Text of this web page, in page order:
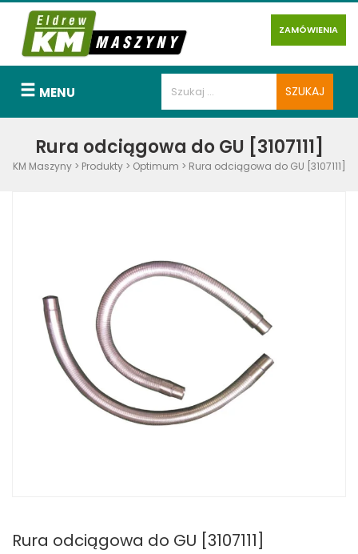
ZAMÓWIENIA
MENU
Rura odciągowa do GU [3107111]
KM Maszyny> Produkty> Optimum > Rura odciągowa do GU [3107111]
Rura odciągowa do GU [3107111]